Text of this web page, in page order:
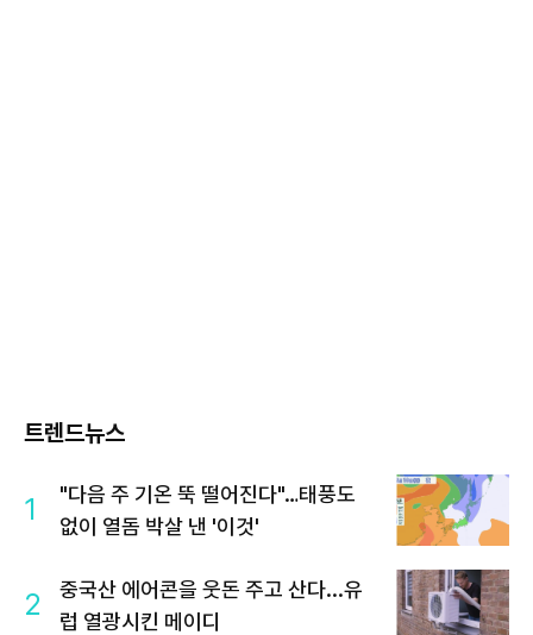
트렌드뉴스
1
"다음 주 기온 뚝 떨어진다"…태풍도
없이 열돔 박살 낸 '이것'
2
중국산 에어콘을 웃돈 주고 산다...유
럽 열광시킨 메이디